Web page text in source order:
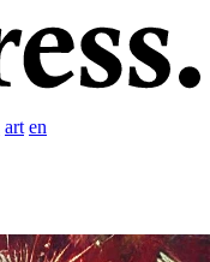
art en